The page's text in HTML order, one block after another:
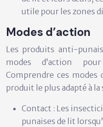
utile pour les zones
Modes d’action
Les produits anti-
modes d’action
Comprendre ces modes
produit le plus adapté à
Contact : Les
punaises de lit